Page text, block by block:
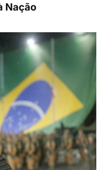
Nação